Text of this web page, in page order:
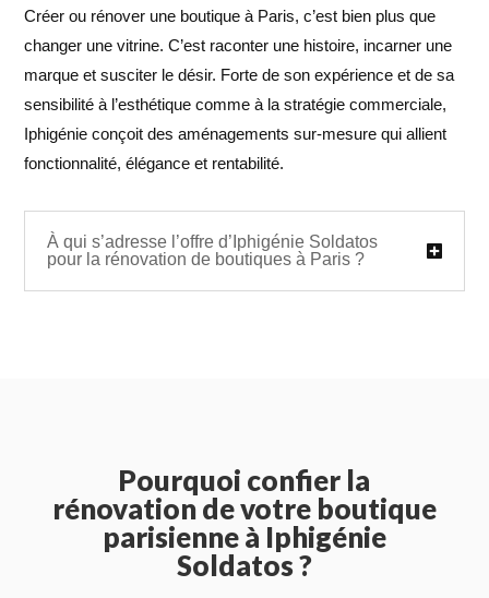
Créer ou rénover une boutique à Paris, c’est bien plus que
changer une vitrine. C’est raconter une histoire, incarner une
marque et susciter le désir. Forte de son expérience et de sa
sensibilité à l’esthétique comme à la stratégie commerciale,
Iphigénie conçoit des aménagements sur-mesure qui allient
fonctionnalité, élégance et rentabilité.
À qui s’adresse l’offre d’Iphigénie Soldatos
pour la rénovation de boutiques à Paris ?
Pourquoi confier la
rénovation de votre boutique
parisienne à Iphigénie
Soldatos ?